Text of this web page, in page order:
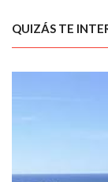
QUIZÁS TE